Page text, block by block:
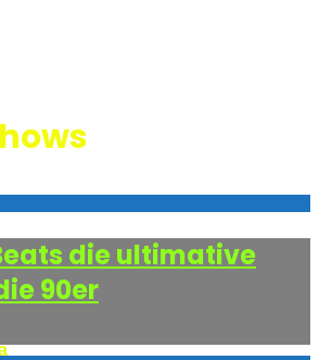
die ultimative
90er